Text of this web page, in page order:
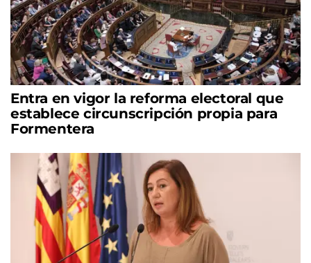
Entra en vigor la reforma electoral que
establece circunscripción propia para
Formentera